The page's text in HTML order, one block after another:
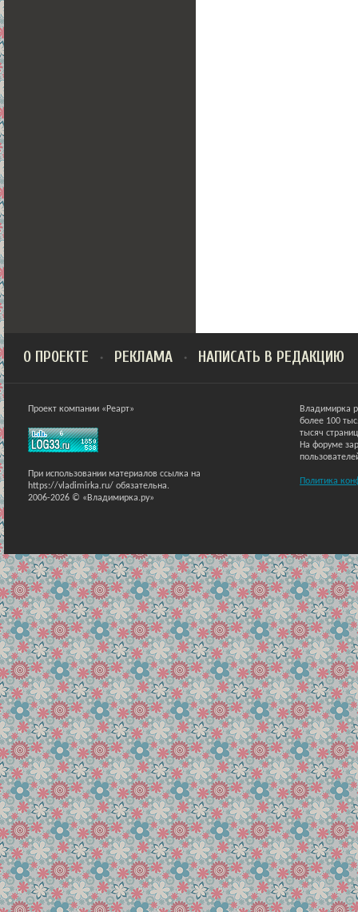
О ПРОЕКТЕ РЕКЛАМА НАПИСАТЬ В РЕДАКЦИЮ
Проект компании «Реарт»
При использовании материалов ссылка на
https://vladimirka.ru/ обязательна.
2006-2026 © «Владимирка.ру»
Владимирка
более 100
тысяч
На форуме
Политика